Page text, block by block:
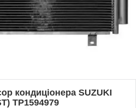
кондиціонера SUZUKI
TP1594979